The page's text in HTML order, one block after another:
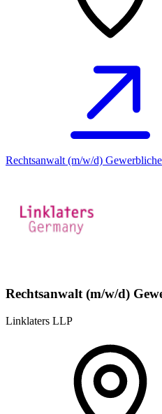
Rechtsanwalt (m/w/d)
Rechtsanwalt (m/w/d)
Linklaters LLP